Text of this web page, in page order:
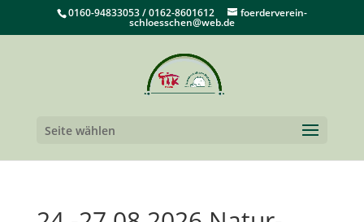
0160-94833053 / 0162-8601612 foerderverein-
schloesschen@web.de
Seite wählen